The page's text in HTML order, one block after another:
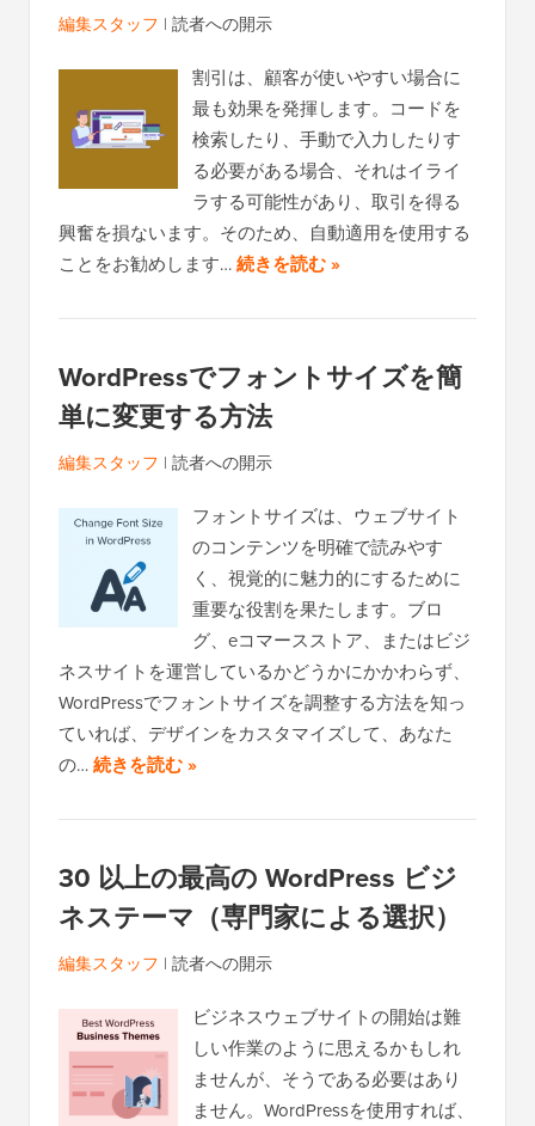
編集スタッフ | 読者への開示
割引は、顧客が使いやすい場合に
最も効果を発揮します。コードを
検索したり、手動で入力したりす
る必要がある場合、それはイライ
ラする可能性があり、取引を得る
興奮を損ないます。そのため、自動適用を使用する
ことをお勧めします…続きを読む »
WordPressでフォントサイズを簡
単に変更する方法
編集スタッフ | 読者への開示
フォントサイズは、ウェブサイト
のコンテンツを明確で読みやす
く、視覚的に魅力的にするために
重要な役割を果たします。ブロ
グ、eコマースストア、またはビジ
ネスサイトを運営しているかどうかにかかわらず、
WordPressでフォントサイズを調整する方法を知っ
ていれば、デザインをカスタマイズして、あなた
の…続きを読む »
30 以上の最高の WordPress ビジ
ネステーマ（専門家による選択）
編集スタッフ | 読者への開示
ビジネスウェブサイトの開始は難
しい作業のように思えるかもしれ
ませんが、そうである必要はあり
ません。WordPressを使用すれば、